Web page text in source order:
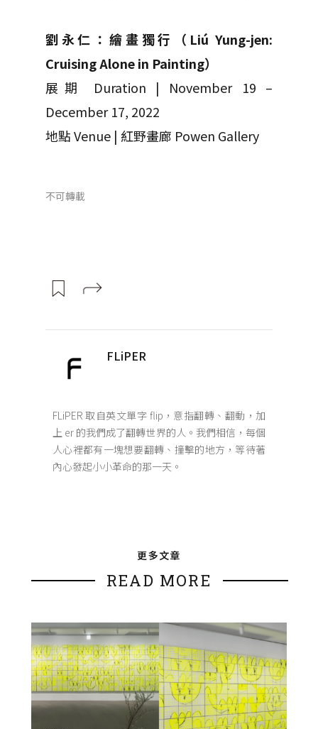
劉永仁：繪畫獨行（Liú Yung-jen:
Cruising Alone in Painting）
展期 Duration | November 19 –
December 17, 2022
地點 Venue | 紅野畫廊 Powen Gallery
不可轉載
FLiPER
FLiPER 取自英文單字 flip，意指翻轉、翻動，加
上 er 的我們成了翻轉世界的人。我們相信，每個
人心裡都有一塊想要翻轉、撞擊的地方，等待著
內心發起小小革命的那一天。
更多文章
READ MORE